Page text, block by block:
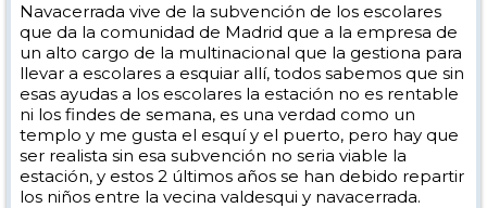
Navacerrada vive de la subvención de los escolares
que da la comunidad de Madrid que a la empresa de
un alto cargo de la multinacional que la gestiona para
llevar a escolares a esquiar allí, todos sabemos que sin
esas ayudas a los escolares la estación no es rentable
ni los findes de semana, es una verdad como un
templo y me gusta el esquí y el puerto, pero hay que
ser realista sin esa subvención no seria viable la
estación, y estos 2 últimos años se han debido repartir
los niños entre la vecina valdesqui y navacerrada.